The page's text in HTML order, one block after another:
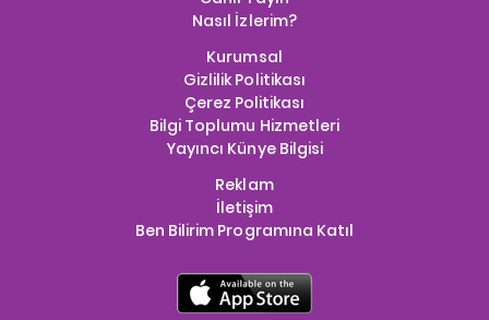
Nasıl İzlerim?
Kurumsal
Gizlilik Politikası
Çerez Politikası
Bilgi Toplumu Hizmetleri
Yayıncı Künye Bilgisi
Reklam
İletişim
Ben Bilirim Programına Katıl